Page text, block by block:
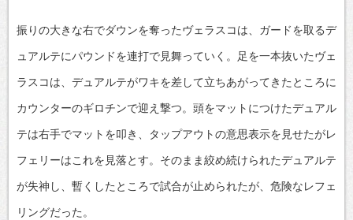
振りの大きな右でダウンを奪ったヴェラスコは、ガードを取るデ
ュアルテにパウンドを連打で見舞っていく。足を一本抜いたヴェ
ラスコは、デュアルテがワキを差して立ちあがってきたところに
カウンターのギロチンで迎え撃つ。頭をマットにつけたデュアル
テは右手でマットを叩き、タップアウトの意思表示を見せたがレ
フェリーはこれを見落とす。そのまま絞め続けられたデュアルテ
が失神し、暫くしたところで試合が止められたが、危険なレフェ
リングだった。